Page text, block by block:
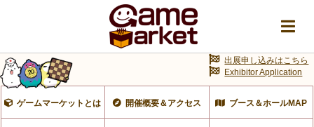
ゲームマーケットとは 開催概要＆アクセス ブース＆ホールMAP
出展申し込みはこちら
Exhibitor Application